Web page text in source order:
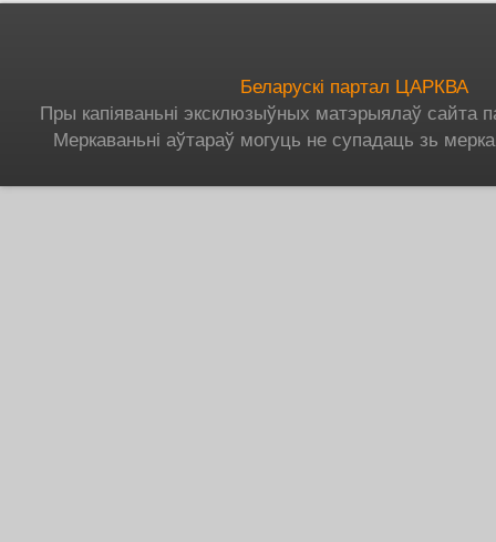
Беларускі партал ЦАРКВА
Пры капіяваньні эксклюзыўных матэрыялаў сайта
Меркаваньні аўтараў могуць не супадаць зь